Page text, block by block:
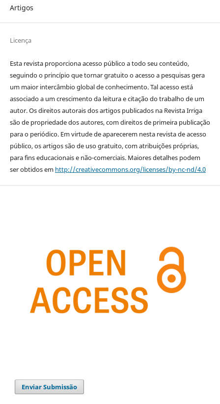
Artigos
Licença
Esta revista proporciona acesso público a todo seu conteúdo,
seguindo o princípio que tornar gratuito o acesso a pesquisas gera
um maior intercâmbio global de conhecimento. Tal acesso está
associado a um crescimento da leitura e citação do trabalho de um
autor. Os direitos autorais dos artigos publicados na Revista Irriga
são de propriedade dos autores, com direitos de primeira publicação
para o periódico. Em virtude de aparecerem nesta revista de acesso
público, os artigos são de uso gratuito, com atribuições próprias,
para fins educacionais e não-comerciais. Maiores detalhes podem
ser obtidos em http://creativecommons.org/licenses/by-nc-nd/4.0
Enviar Submissão